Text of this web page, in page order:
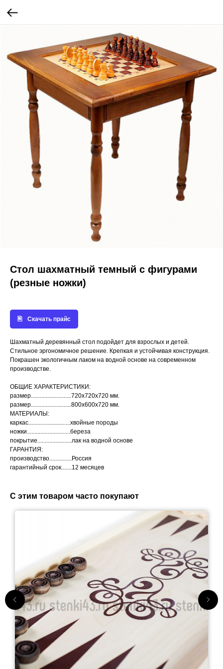
Стол шахматный темный с фигурами
(резные ножки)
Скачать прайс
Шахматный деревянный стол подойдет для взрослых и детей.
Стильное эргономичное решение. Крепкая и устойчивая конструкция.
Покрашен экологичным лаком на водной основе на современном
производстве.
ОБЩИЕ ХАРАКТЕРИСТИКИ:
размер...........................720х720х720 мм.
размер...........................800х600х720 мм.
МАТЕРИАЛЫ:
каркас............................хвойные породы
ножки.............................береза
покрытие.......................лак на водной основе
ГАРАНТИЯ:
производство...............Россия
гарантийный срок.......12 месяцев
С этим товаром часто покупают